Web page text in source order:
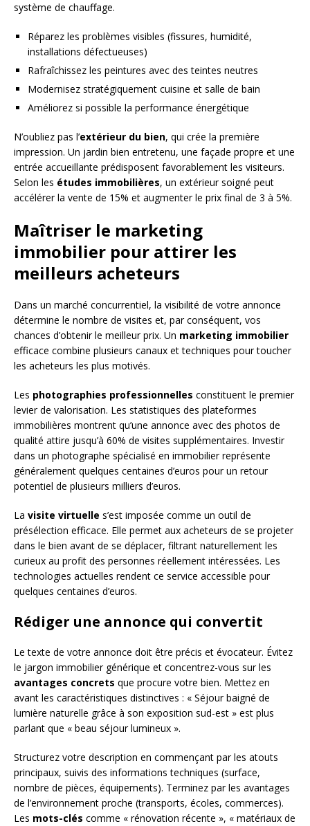
système de chauffage.
Réparez les problèmes visibles (fissures, humidité,
installations défectueuses)
Rafraîchissez les peintures avec des teintes neutres
Modernisez stratégiquement cuisine et salle de bain
Améliorez si possible la performance énergétique
N’oubliez pas l’extérieur du bien, qui crée la première
impression. Un jardin bien entretenu, une façade propre et une
entrée accueillante prédisposent favorablement les visiteurs.
Selon les études immobilières, un extérieur soigné peut
accélérer la vente de 15% et augmenter le prix final de 3 à 5%.
Maîtriser le marketing
immobilier pour attirer les
meilleurs acheteurs
Dans un marché concurrentiel, la visibilité de votre annonce
détermine le nombre de visites et, par conséquent, vos
chances d’obtenir le meilleur prix. Un marketing immobilier
efficace combine plusieurs canaux et techniques pour toucher
les acheteurs les plus motivés.
Les photographies professionnelles constituent le premier
levier de valorisation. Les statistiques des plateformes
immobilières montrent qu’une annonce avec des photos de
qualité attire jusqu’à 60% de visites supplémentaires. Investir
dans un photographe spécialisé en immobilier représente
généralement quelques centaines d’euros pour un retour
potentiel de plusieurs milliers d’euros.
La visite virtuelle s’est imposée comme un outil de
présélection efficace. Elle permet aux acheteurs de se projeter
dans le bien avant de se déplacer, filtrant naturellement les
curieux au profit des personnes réellement intéressées. Les
technologies actuelles rendent ce service accessible pour
quelques centaines d’euros.
Rédiger une annonce qui convertit
Le texte de votre annonce doit être précis et évocateur. Évitez
le jargon immobilier générique et concentrez-vous sur les
avantages concrets que procure votre bien. Mettez en
avant les caractéristiques distinctives : « Séjour baigné de
lumière naturelle grâce à son exposition sud-est » est plus
parlant que « beau séjour lumineux ».
Structurez votre description en commençant par les atouts
principaux, suivis des informations techniques (surface,
nombre de pièces, équipements). Terminez par les avantages
de l’environnement proche (transports, écoles, commerces).
Les mots-clés comme « rénovation récente », « matériaux de